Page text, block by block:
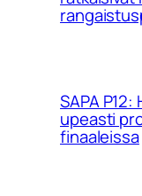
SAPA
upeasti
finaaleissa